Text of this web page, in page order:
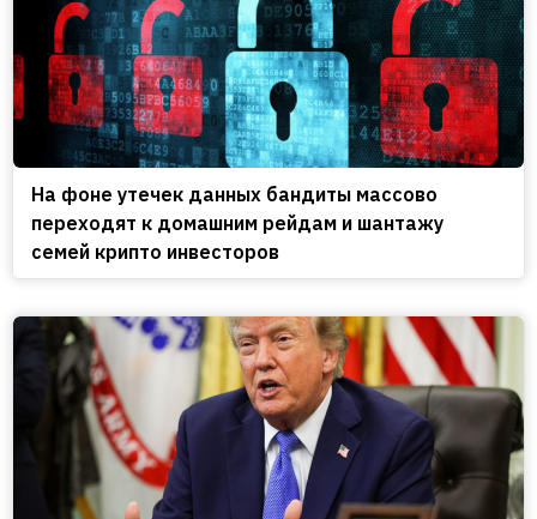
На фоне утечек данных бандиты массово
переходят к домашним рейдам и шантажу
семей крипто инвесторов